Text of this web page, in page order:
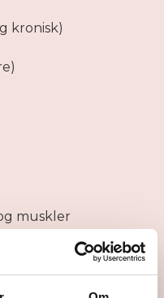
kronisk)
muskler
omkring